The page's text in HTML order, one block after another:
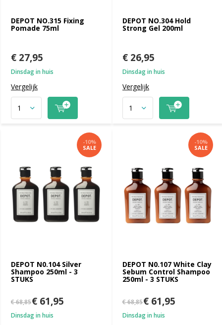
DEPOT NO.315 Fixing
Pomade 75ml
€ 27,95
Dinsdag in huis
Vergelijk
DEPOT NO.304 Hold
Strong Gel 200ml
€ 26,95
Dinsdag in huis
Vergelijk
DEPOT N0.104 Silver
Shampoo 250ml - 3
STUKS
-10%
SALE
€ 68,85€ 61,95
Dinsdag in huis
DEPOT N0.107 White Clay
Sebum Control Shampoo
250ml - 3 STUKS
-10%
SALE
€ 68,85€ 61,95
Dinsdag in huis